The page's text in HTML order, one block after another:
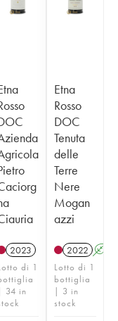
2023
di 1
| 34 in
Etna
Rosso
DOC
Tenuta
delle
Terre
Nere
Mogan
azzi
2022 A
Lotto di 1
bottiglia
| 3 in
stock